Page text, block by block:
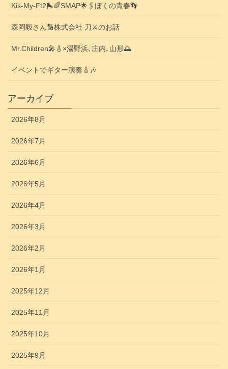
Kis-My-Ft2🛼🌈SMAP🌟🖇️ぼくの青春👣
森岡毅さん🔢株式会社 刀⚔️のお話
Mr.Children🎤🎸×湯野浜､庄内､山形🌅
イベントでギター演奏🎸🎶
アーカイブ
2026年8月
2026年7月
2026年6月
2026年5月
2026年4月
2026年3月
2026年2月
2026年1月
2025年12月
2025年11月
2025年10月
2025年9月